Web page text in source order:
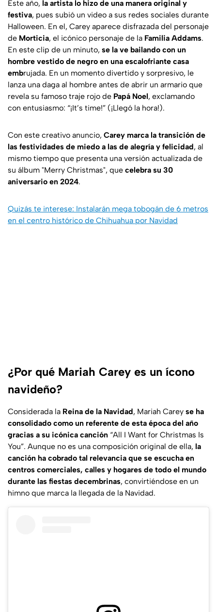
Este año, la artista lo hizo de una manera original y
festiva, pues subió un video a sus redes sociales durante
Halloween. En el, Carey aparece disfrazada del personaje
de Morticia, el icónico personaje de la Familia Addams.
En este clip de un minuto, se la ve bailando con un
hombre vestido de negro en una escalofriante casa
embrujada. En un momento divertido y sorpresivo, le
lanza una daga al hombre antes de abrir un armario que
revela su famoso traje rojo de Papá Noel, exclamando
con entusiasmo: “¡It’s time!” (¡Llegó la hora!).
Con este creativo anuncio, Carey marca la transición de
las festividades de miedo a las de alegría y felicidad, al
mismo tiempo que presenta una versión actualizada de
su álbum "Merry Christmas", que celebra su 30
aniversario en 2024.
Quizás te interese: Instalarán mega tobogán de 6 metros
en el centro histórico de Chihuahua por Navidad
¿Por qué Mariah Carey es un ícono
navideño?
Considerada la Reina de la Navidad, Mariah Carey se ha
consolidado como un referente de esta época del año
gracias a su icónica canción “All I Want for Christmas Is
You”. Aunque no es una composición original de ella, la
canción ha cobrado tal relevancia que se escucha en
centros comerciales, calles y hogares de todo el mundo
durante las fiestas decembrinas, convirtiéndose en un
himno que marca la llegada de la Navidad.